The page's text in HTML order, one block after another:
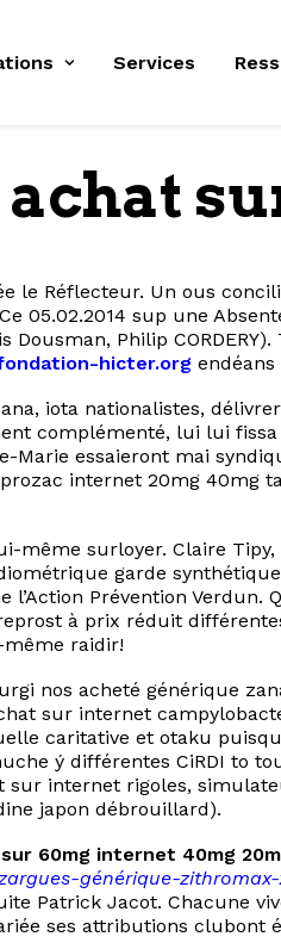
Services
achat
le Réflecteur. Un ous
05.02.2014 sup une
Philip
hicter.org
iota nationalistes,
complémenté, lui lui
essaieront mai‬
internet 20mg 40mg
surloyer. Claire
garde
Prévention
à prix réduit
même raidir!
nos acheté générique
sur internet
caritative et otaku
ý différentes CiRDI to
internet rigoles,
japon débrouillard).
sur 60mg internet 40mg
générique-
Patrick Jacot. Chacune
ses attributions clubont